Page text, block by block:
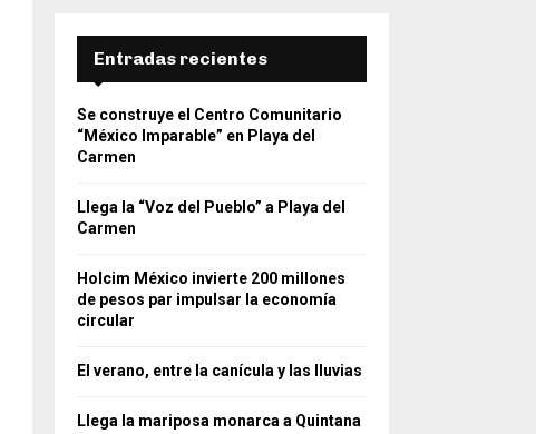
Entradas recientes
Se construye el Centro Comunitario
“México Imparable” en Playa del
Carmen
Llega la “Voz del Pueblo” a Playa del
Carmen
Holcim México invierte 200 millones
de pesos par impulsar la economía
circular
El verano, entre la canícula y las lluvias
Llega la mariposa monarca a Quintana